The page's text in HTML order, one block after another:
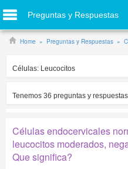
Preguntas y Respuestas
Home Preguntas y Respuestas
Células: Leucocitos
Tenemos 36 preguntas y
Células endocervicales
leucocitos moderados,
Que significa?